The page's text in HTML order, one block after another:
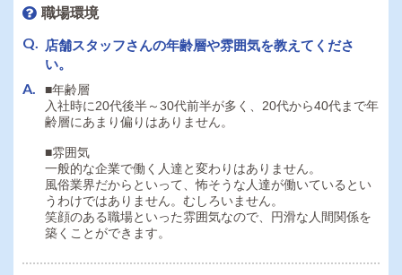
ガソリン代は全額支給しております。
2人目以降：＋3,000円
その他福利厚生多数ございます。詳細は以下サイトにてご
確認ください。
https://mensjob.work/index#qa
社会保障は誰でも入れますか？有給休暇についても教
えてください。
■社会保障
・社会保険完備。ご家族の扶養加入も可能
(雇用保険・健康保険・労災)
■有給休暇
・年10日～付与
職場環境
店舗スタッフさんの年齢層や雰囲気を教えてくださ
い。
■年齢層
入社時に20代後半～30代前半が多く、20代から40代まで年
齢層にあまり偏りはありません。
■雰囲気
一般的な企業で働く人達と変わりはありません。
風俗業界だからといって、怖そうな人達が働いているとい
うわけではありません。むしろいません。
笑顔のある職場といった雰囲気なので、円滑な人間関係を
築くことができます。